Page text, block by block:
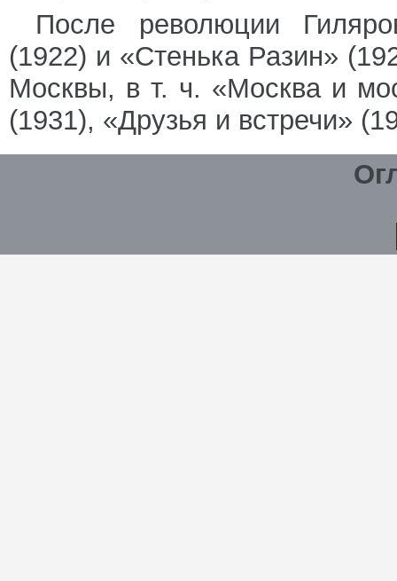
После революции
(1922) и «Стенька Разин»
Москвы, в т. ч. «Москва и
(1931), «Друзья и встречи»